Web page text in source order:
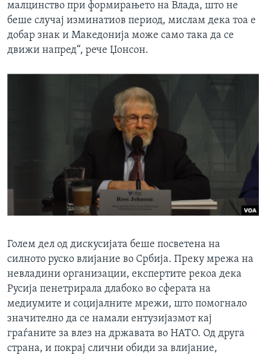
малцинство при формирањето на Влада, што не
беше случај изминатиов период, мислам дека тоа е
добар знак и Македонија може само така да се
движи напред“, рече Џонсон.
Голем дел од дискусијата беше посветена на
силното руско влијание во Србија. Преку мрежа на
невладини организации, експертите рекоа дека
Русија пенетрирала длабоко во сферата на
медиумите и социјалните мрежи, што помогнало
значително да се намали ентузијазмот кај
граѓаните за влез на државата во НАТО. Од друга
страна, и покрај слични обиди за влијание,